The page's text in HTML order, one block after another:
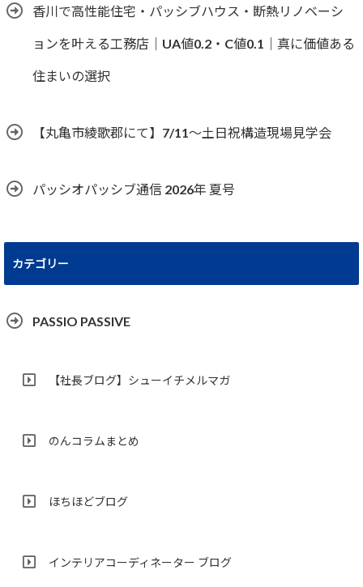
香川で高性能住宅・パッシブハウス・断熱リノベーシ
ョンを叶える工務店｜UA値0.2・C値0.1｜真に価値ある
住まいの選択
【丸亀市綾歌郡にて】7/11～土日祝構造現場見学会
パッシオパッシブ通信 2026年 夏号
カテゴリー
PASSIO PASSIVE
【社長ブログ】シューイチメルマガ
のんコラムまとめ
ほちほどブログ
インテリアコーディネーター ブログ